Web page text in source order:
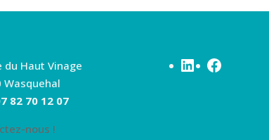
du Haut Vinage
Wasquehal
82 70 12 07
nous !
LinkedInFacebook